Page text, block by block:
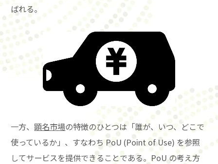
ばれる。
一方、顕名市場の特徴のひとつは「誰が、いつ、どこで
使っているか」、すなわち PoU (Point of Use) を参照
してサービスを提供できることである。PoU の考え方